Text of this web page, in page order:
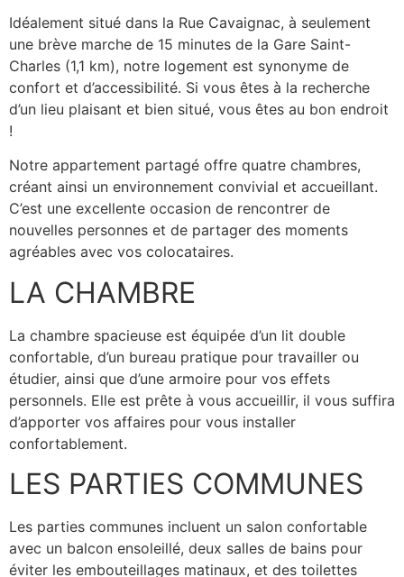
Idéalement situé dans la Rue Cavaignac, à seulement
une brève marche de 15 minutes de la Gare Saint-
Charles (1,1 km), notre logement est synonyme de
confort et d’accessibilité. Si vous êtes à la recherche
d’un lieu plaisant et bien situé, vous êtes au bon endroit
!
Notre appartement partagé offre quatre chambres,
créant ainsi un environnement convivial et accueillant.
C’est une excellente occasion de rencontrer de
nouvelles personnes et de partager des moments
agréables avec vos colocataires.
LA CHAMBRE
La chambre spacieuse est équipée d’un lit double
confortable, d’un bureau pratique pour travailler ou
étudier, ainsi que d’une armoire pour vos effets
personnels. Elle est prête à vous accueillir, il vous suffira
d’apporter vos affaires pour vous installer
confortablement.
LES PARTIES COMMUNES
Les parties communes incluent un salon confortable
avec un balcon ensoleillé, deux salles de bains pour
éviter les embouteillages matinaux, et des toilettes